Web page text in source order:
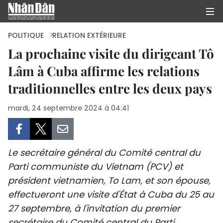
PAGE D'ACCUEIL
POLITIQUE
CULTURE
TOURISME
ENVIRONNEMENT
POLITIQUE RELATION EXTÉRIEURE
La prochaine visite du dirigeant Tô
Lâm à Cuba affirme les relations
traditionnelles entre les deux pays
mardi, 24 septembre 2024 à 04:41
Le secrétaire général du Comité central du
Parti communiste du Vietnam (PCV) et
président vietnamien, To Lam, et son épouse,
effectueront une visite d'État à Cuba du 25 au
27 septembre, à l'invitation du premier